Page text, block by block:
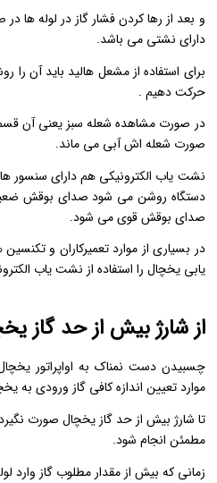
و بعد از رها کردن فشار گاز در لوله ها
دارای نشتی می باشد.
برای استفاده از مشعل هالید باید آن را
حرکت دهیم .
در صورت مشاهده شعله سبز یعنی آن
صورت شعله اش آبی می ماند.
نشت یاب الکترونیکی هم دارای سنسور
دستگاه روشن می شود صدای بوقش
صدای بوقش قوی می شود.
در بسیاری از موارد تعمیرکاران و
یابی یخچال را استفاده از نشت یاب
از شارژ بیش از حد گاز
چسبیدن دست نمناک به اواپراتور
موارد تعیین اندازه کافی گاز ورودی به
تا شارژ بیش از حد گاز یخچال صورت
مطمئن انجام شود.
زمانی که بیش از مقدار مطلوب گاز وارد